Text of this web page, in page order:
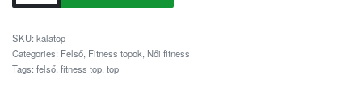
SKU: kalatop
Categories: Felső Fitness topok Női fitness
Tags: felső fitness top top